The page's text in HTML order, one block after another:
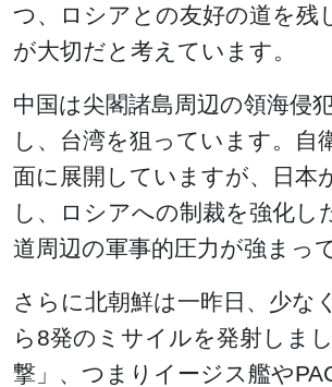
つ、ロシアとの友好の道を残
が大切だと考えています。
中国は尖閣諸島周辺の領海侵
し、台湾を狙っています。自
面に展開していますが、日本
し、ロシアへの制裁を強化し
道周辺の軍事的圧力が強まっ
さらに北朝鮮は一昨日、少な
ら8発のミサイルを発射しま
撃」、つまりイージス艦や